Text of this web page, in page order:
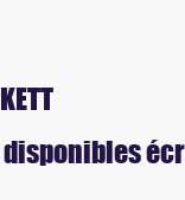
disponibles